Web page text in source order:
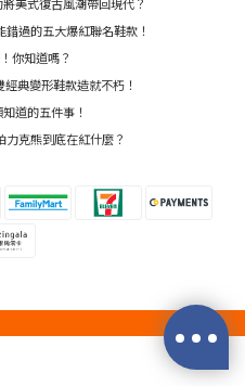
過的五大爆紅聯名鞋款！
你知道嗎？
典變形鞋款造就不朽！
道的五件事！
克熊到底在紅什麼？